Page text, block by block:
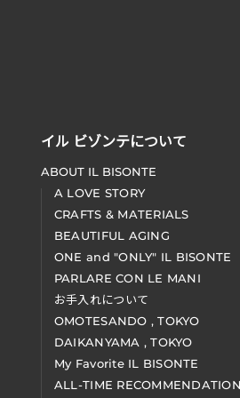
イル ビゾンテについて
ABOUT IL BISONTE
A LOVE STORY
CRAFTS & MATERIALS
BEAUTIFUL AGING
ONE and "ONLY" IL BISONTE
PARLARE CON LE MANI
お手入れについて
OMOTESANDO , TOKYO
DAIKANYAMA , TOKYO
My Favorite IL BISONTE
ALL-TIME